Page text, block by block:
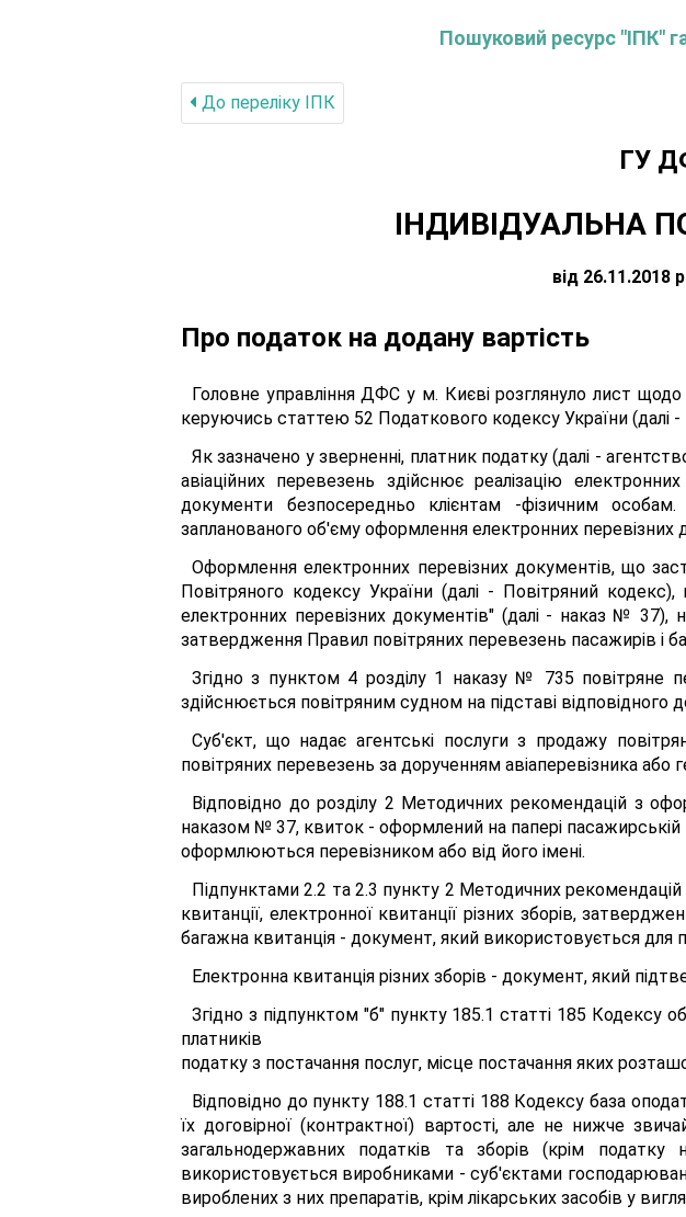
Пошуковий ресурс "ІПК"
До переліку IПК
ГУ
ІНДИВІДУАЛЬНА
від 26.11.2018
Про податок на додану вартість
Головне управління ДФС у м. Києві розглянуло лист
керуючись статтею 52 Податкового кодексу України
Як зазначено у зверненні, платник податку (далі -
авіаційних перевезень здійснює реалізацію
документи безпосередньо клієнтам -фізичним
запланованого об'єму оформлення електронних перевізних
Оформлення електронних перевізних документів, що
Повітряного кодексу України (далі - Повітряний
електронних перевізних документів" (далі - наказ № 37),
затвердження Правил повітряних перевезень пасажирів і
Згідно з пунктом 4 розділу 1 наказу № 735 повітряне
здійснюється повітряним судном на підставі відповідного
Суб'єкт, що надає агентські послуги з продажу
повітряних перевезень за дорученням авіаперевізника або
Відповідно до розділу 2 Методичних рекомендацій з
наказом № 37, квиток - оформлений на папері пасажирській
оформлюються перевізником або від його імені.
Підпунктами 2.2 та 2.3 пункту 2 Методичних
квитанції, електронної квитанції різних зборів,
багажна квитанція - документ, який використовується
Електронна квитанція різних зборів - документ, який
Згідно з підпунктом "б" пункту 185.1 статті 185 Кодексу
платників
податку з постачання послуг, місце постачання яких
Відповідно до пункту 188.1 статті 188 Кодексу база
їх договірної (контрактної) вартості, але не нижче
загальнодержавних податків та зборів (крім
використовується виробниками - суб'єктами
вироблених з них препаратів, крім лікарських засобів у